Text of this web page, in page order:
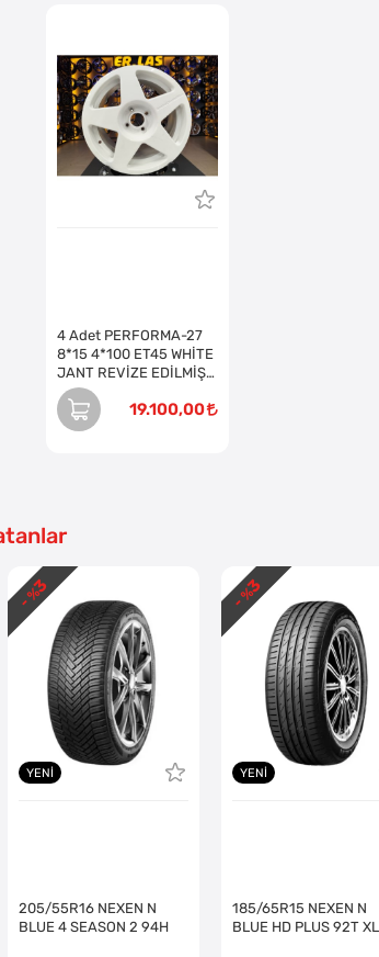
4 Adet PERFORMA-27
8*15 4*100 ET45 WHİTE
JANT REVİZE EDİLMİŞ
(Takım)
19.100,00
YENI
205/55R16 NEXEN N
BLUE 4 SEASON 2 94H
- %
3
YENI
185/65R15 NEXEN N
BLUE HD PLUS 92T XL
- %
3